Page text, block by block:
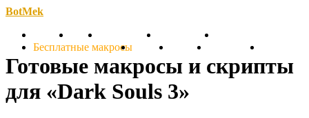
BotMek
Скачать
Обзор Обновления Инструкция
Бесплатные макросы Тарифы Отзывы Поддержка
Готовые макросы и скрипты
для «Dark Souls 3»